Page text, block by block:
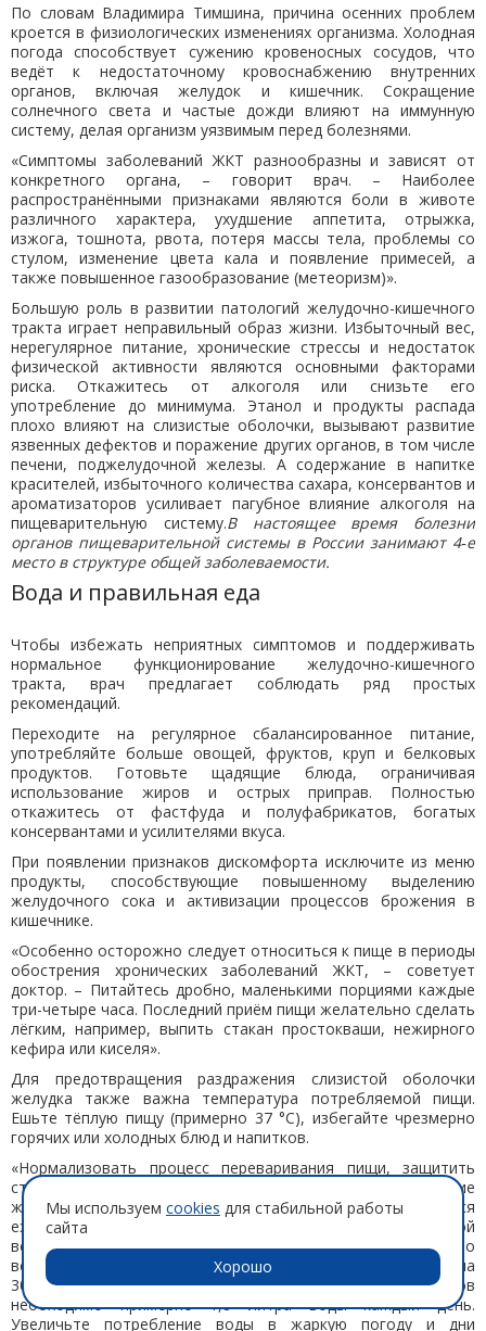
По словам Владимира Тимшина, причина осенних проблем
кроется в физиологических изменениях организма. Холодная
погода способствует сужению кровеносных сосудов, что
ведёт к недостаточному кровоснабжению внутренних
органов, включая желудок и кишечник. Сокращение
солнечного света и частые дожди влияют на иммунную
систему, делая организм уязвимым перед болезнями.
«Симптомы заболеваний ЖКТ разнообразны и зависят от
конкретного органа, – говорит врач. – Наиболее
распространёнными признаками являются боли в животе
различного характера, ухудшение аппетита, отрыжка,
изжога, тошнота, рвота, потеря массы тела, проблемы со
стулом, изменение цвета кала и появление примесей, а
также повышенное газообразование (метеоризм)».
Большую роль в развитии патологий желудочно-кишечного
тракта играет неправильный образ жизни. Избыточный вес,
нерегулярное питание, хронические стрессы и недостаток
физической активности являются основными факторами
риска. Откажитесь от алкоголя или снизьте его
употребление до минимума. Этанол и продукты распада
плохо влияют на слизистые оболочки, вызывают развитие
язвенных дефектов и поражение других органов, в том числе
печени, поджелудочной железы. А содержание в напитке
красителей, избыточного количества сахара, консервантов и
ароматизаторов усиливает пагубное влияние алкоголя на
пищеварительную систему.В настоящее время болезни
органов пищеварительной системы в России занимают 4‑е
место в структуре общей заболеваемости.
Вода и правильная еда
Чтобы избежать неприятных симптомов и поддерживать
нормальное функционирование желудочно-кишечного
тракта, врач предлагает соблюдать ряд простых
рекомендаций.
Переходите на регулярное сбалансированное питание,
употребляйте больше овощей, фруктов, круп и белковых
продуктов. Готовьте щадящие блюда, ограничивая
использование жиров и острых приправ. Полностью
откажитесь от фастфуда и полуфабрикатов, богатых
консервантами и усилителями вкуса.
При появлении признаков дискомфорта исключите из меню
продукты, способствующие повышенному выделению
желудочного сока и активизации процессов брожения в
кишечнике.
«Особенно осторожно следует относиться к пище в периоды
обострения хронических заболеваний ЖКТ, – советует
доктор. – Питайтесь дробно, маленькими порциями каждые
три-четыре часа. Последний приём пищи желательно сделать
лёгким, например, выпить стакан простокваши, нежирного
кефира или киселя».
Для предотвращения раздражения слизистой оболочки
желудка также важна температура потребляемой пищи.
Ешьте тёплую пищу (примерно 37 °C), избегайте чрезмерно
горячих или холодных блюд и напитков.
«Нормализовать процесс переваривания пищи, защитить
стенки желудка помогает и достаточное потребление
жидкости, – подчёркивает эксперт. – Рекомендуется
ежедневно выпивать около 1,5 – 2 литров чистой питьевой
воды. Для расчёта индивидуальной нормы жидкости можно
воспользоваться простой формулой: ваш вес умножается на
30 миллилитров. Так, человеку массой 60 килограммов
необходимо примерно 1,8 литра воды каждый день.
Увеличьте потребление воды в жаркую погоду и дни
Мы используем cookies для стабильной работы
сайта
Хорошо